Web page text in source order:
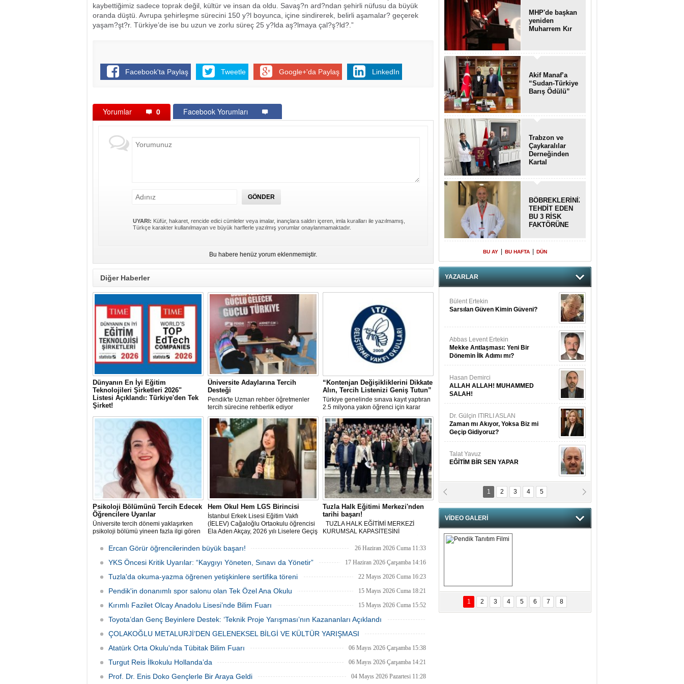
kaybettiğimiz sadece toprak değil, kültür ve insan da oldu. Savaş?n ard?ndan şehirli nüfusu da büyük
oranda düştü. Avrupa şehirleşme sürecini 150 y?l boyunca, içine sindirerek, belirli aşamalar? geçerek
yaşam?şt?r. Türkiye’de ise bu uzun ve zorlu süreç 25 y?lda aş?lmaya çal?ş?ld?.”
Facebook'ta Paylaş Tweetle Google+'da Paylaş LinkedIn
Yorumlar 0 Facebook Yorumları
UYARI: Küfür, hakaret, rencide edici cümleler veya imalar, inançlara saldırı içeren, imla kuralları ile yazılmamış,
Türkçe karakter kullanılmayan ve büyük harflerle yazılmış yorumlar onaylanmamaktadır.
Bu habere henüz yorum eklenmemiştir.
Diğer Haberler
Dünyanın En İyi Eğitim
Teknolojileri Şirketleri 2026"
Listesi Açıklandı: Türkiye'den Tek
Şirket!
Dünyanın en saygın yayınlarından TIME
dergisi ile uluslararası bağımsız veri
kuruluşu Statista iş birliğiyle hazırlanan
"World's Top EdTech Companies 2026"
(Dünyanın En İyi Eğitim Teknolojileri
Şirketleri 2026) listesi açıklandı.
Üniversite Adaylarına Tercih
Desteği
Pendik'te Uzman rehber öğretmenler
tercih sürecine rehberlik ediyor
“Kontenjan Değişikliklerini Dikkate
Alın, Tercih Listenizi Geniş Tutun”
Türkiye genelinde sınava kayıt yaptıran
2.5 milyona yakın öğrenci için karar
haftası yaklaştı.
Psikoloji Bölümünü Tercih Edecek
Öğrencilere Uyarılar
Üniversite tercih dönemi yaklaşırken
psikoloji bölümü yineen fazla ilgi gören
Hem Okul Hem LGS Birincisi
İstanbul Erkek Lisesi Eğitim Vakfı
(İELEV) Cağaloğlu Ortaokulu öğrencisi
Ela Aden Akçay, 2026 yılı Liselere Geçiş
sınavda tüm soruları eksiksiz
yanıtlayarak 500 tam puanla Türkiye
birincisi oldu.
Tuzla Halk Eğitimi Merkezi'nden
tarihi başarı!
TUZLA HALK EĞİTİMİ MERKEZİ
KURUMSAL KAPASİTESİNİ
TÜRKİYE ÜÇÜNCÜSÜ OLDU
Ercan Görür öğrencilerinden büyük başarı! 26 Haziran 2026 Cuma 11:33
YKS Öncesi Kritik Uyarılar: “Kaygıyı Yöneten, Sınavı da Yönetir” 17 Haziran 2026 Çarşamba 14:16
Tuzla'da okuma-yazma öğrenen yetişkinlere sertifika töreni 22 Mayıs 2026 Cuma 16:23
Pendik'in donanımlı spor salonu olan Tek Özel Ana Okulu 15 Mayıs 2026 Cuma 18:21
Kırımlı Fazilet Olcay Anadolu Lisesi’nde Bilim Fuarı 15 Mayıs 2026 Cuma 15:52
Toyota’dan Genç Beyinlere Destek: ‘Teknik Proje Yarışması’nın Kazananları Açıklandı
13 Mayıs 2026 Çarşamba 10:57
ÇOLAKOĞLU METALURJİ’DEN GELENEKSEL BİLGİ VE KÜLTÜR YARIŞMASI
07 Mayıs 2026 Perşembe 11:18
Atatürk Orta Okulu'nda Tübitak Bilim Fuarı 06 Mayıs 2026 Çarşamba 15:38
Turgut Reis İlkokulu Hollanda’da 06 Mayıs 2026 Çarşamba 14:21
Prof. Dr. Enis Doko Gençlerle Bir Araya Geldi 04 Mayıs 2026 Pazartesi 11:28
MHP'de başkan
yeniden
Muharrem Kır
Akif Manaf’a
“Sudan-Türkiye
Barış Ödülü”
Trabzon ve
Çaykaralılar
Derneğinden
Kartal
anlamlı ziyaret
BÖBREKLERİNİZİ
TEHDİT EDEN
BU 3 RİSK
FAKTÖRÜNE
BU AY BU HAFTA DÜN
YAZARLAR
Bülent Ertekin
Sarsılan Güven Kimin Güveni?
Abbas Levent Ertekin
Mekke Antlaşması: Yeni Bir
Dönemin İlk Adımı mı?
Hasan Demirci
ALLAH ALLAH! MUHAMMED
SALAH!
Dr. Gülçin ITIRLI ASLAN
Zaman mı Akıyor, Yoksa Biz mi
Geçip Gidiyoruz?
Talat Yavuz
EĞİTİM BİR SEN YAPAR
Sevgi Karaman
NAMUSLU?
Prof. Dr. Cahit Kurbanoğlu
BOSNA-HERSEK VE KUDÜS
Fatma Daştan
Meftun Olmak
1 2 3 4 5
VİDEO GALERİ
Pendik Tanıtım
Filmi
1 2 3 4 5 6 7 8